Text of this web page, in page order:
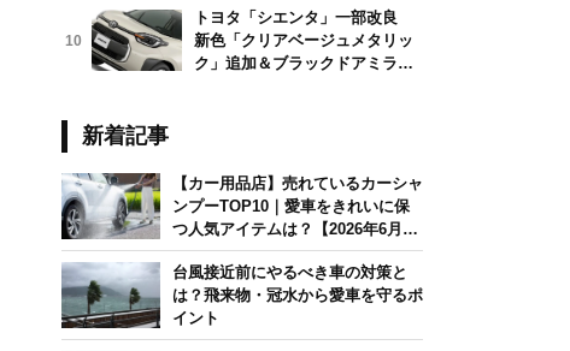
10
トヨタ「シエンタ」一部改良
新色「クリアベージュメタリッ
ク」追加＆ブラックドアミラー
新着記事
【カー用品店】売れているカーシャ
ンプーTOP10｜愛車をきれいに保
つ人気アイテムは？【2026年6月
版】
台風接近前にやるべき車の対策と
は？飛来物・冠水から愛車を守るポ
イント